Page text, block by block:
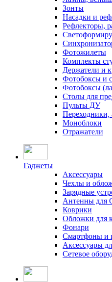
Зонты
Насадки и
Рефлекторы,
Фотожилеты
Комплекты
Держатели и
Фотобоксы и
Фотобоксы
Столы для
Пульты ДУ
Переходники,
Моноблоки
Отражатели
Гаджеты
Аксессуары
Чехлы и
Зарядные
Антенны для
Коврики
Обложки для
Фонари
Смартфоны и
Аксессуары
Сетевое